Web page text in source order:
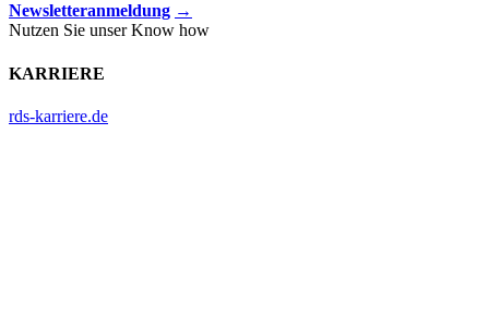
Newsletteranmeldung →
Nutzen Sie unser Know how
KARRIERE
rds-karriere.de